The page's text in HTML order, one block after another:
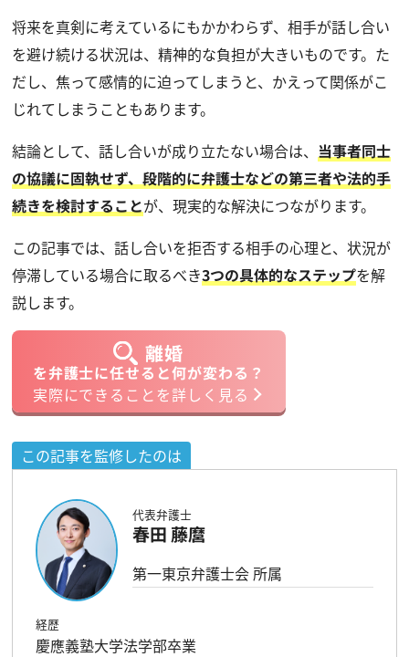
将来を真剣に考えているにもかかわらず、相手が話し合い
を避け続ける状況は、精神的な負担が大きいものです。た
だし、焦って感情的に迫ってしまうと、かえって関係がこ
じれてしまうこともあります。
結論として、話し合いが成り立たない場合は、 当事者同士
の協議に固執せず、段階的に弁護士などの第三者や法的手
続きを検討することが、現実的な解決につながります。
この記事では、話し合いを拒否する相手の心理と、状況が
停滞している場合に取るべき3つの具体的なステップを解
説します。
離婚
を弁護士に任せると何が変わる？
実際にできることを詳しく見る
この記事を監修したのは
代表弁護士
春田 藤麿
第一東京弁護士会 所属
経歴
慶應義塾大学法学部卒業